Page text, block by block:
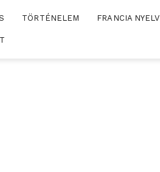
TÖRTÉNELEM FRANCIA NYELV